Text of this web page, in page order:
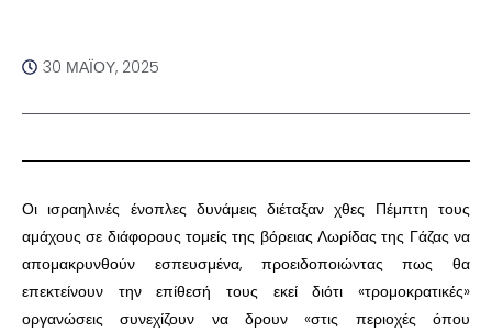
30 ΜΑΪ́ΟΥ, 2025
Οι ισραηλινές ένοπλες δυνάμεις διέταξαν χθες Πέμπτη τους
αμάχους σε διάφορους τομείς της βόρειας Λωρίδας της Γάζας να
απομακρυνθούν εσπευσμένα, προειδοποιώντας πως θα
επεκτείνουν την επίθεσή τους εκεί διότι «τρομοκρατικές»
οργανώσεις συνεχίζουν να δρουν «στις περιοχές όπου